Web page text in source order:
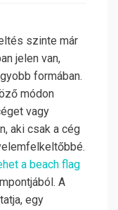
szinte már
jelen van,
formában.
módon
vagy
aki csak a cég
a beach flag
A
egy